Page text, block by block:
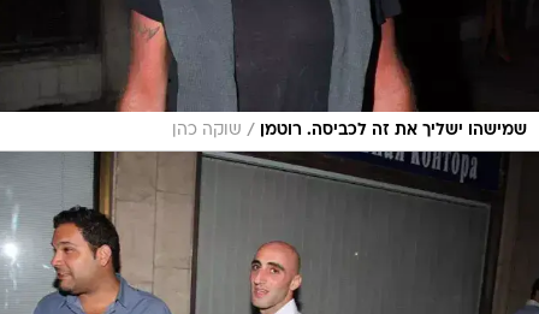
שמישהו ישליך את זה לכביסה. רוטמן / שוקה כהן